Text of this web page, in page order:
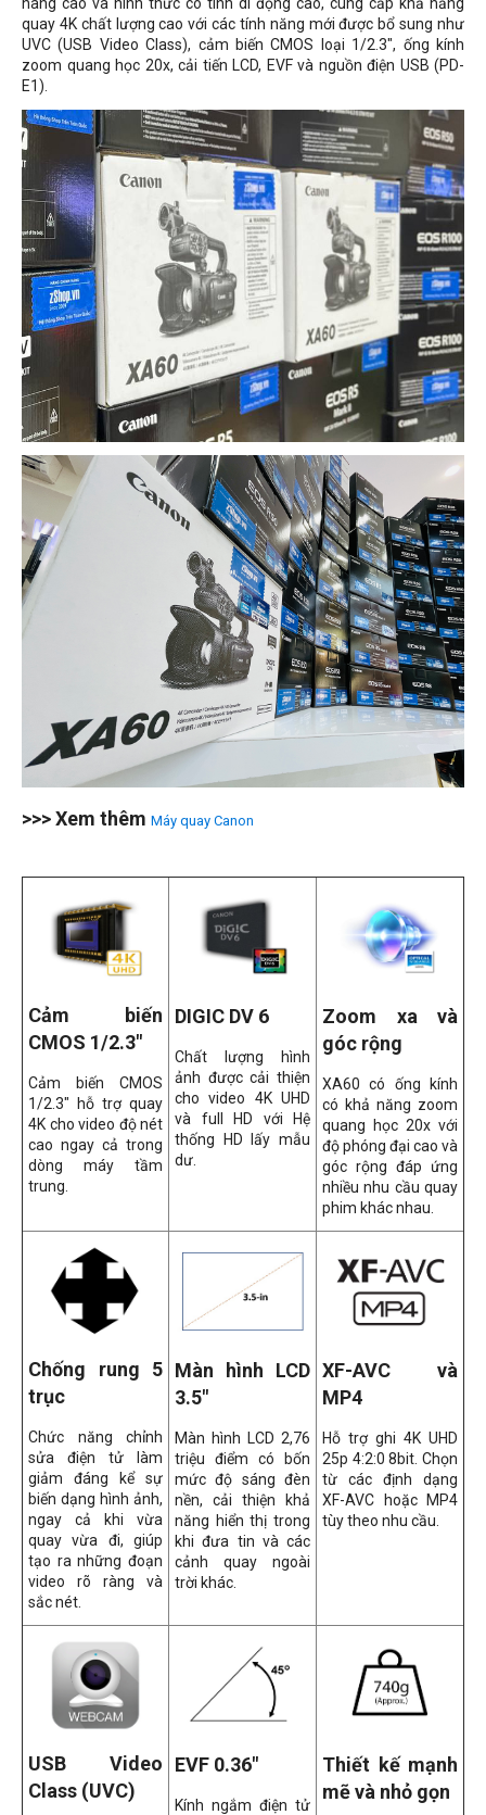
quay 4K chất lượng cao với các tính năng mới được bổ sung như
UVC (USB Video Class), cảm biến CMOS loại 1/2.3", ống kính
zoom quang học 20x, cải tiến LCD, EVF và nguồn điện USB (PD-
E1).
>>> Xem thêm Máy quay Canon
Cảm biến
CMOS 1/2.3"
Cảm biến CMOS
1/2.3" hỗ trợ quay
4K cho video độ nét
cao ngay cả trong
dòng máy tầm
trung.
DIGIC DV 6
Chất lượng hình
ảnh được cải thiện
cho video 4K UHD
và full HD với Hệ
thống HD lấy mẫu
dư.
Zoom xa và
góc rộng
XA60 có ống kính
có khả năng zoom
quang học 20x với
độ phóng đại cao và
góc rộng đáp ứng
nhiều nhu cầu quay
phim khác nhau.
Chống rung 5
trục
Chức năng chỉnh
sửa điện tử làm
giảm đáng kể sự
biến dạng hình ảnh,
ngay cả khi vừa
quay vừa đi, giúp
tạo ra những đoạn
video rõ ràng và
sắc nét.
Màn hình LCD
3.5"
Màn hình LCD 2,76
triệu điểm có bốn
mức độ sáng đèn
nền, cải thiện khả
năng hiển thị trong
khi đưa tin và các
cảnh quay ngoài
trời khác.
XF-AVC và
MP4
Hỗ trợ ghi 4K UHD
25p 4:2:0 8bit. Chọn
từ các định dạng
XF-AVC hoặc MP4
tùy theo nhu cầu.
USB Video
Class (UVC)
EVF 0.36"
Kính ngắm điện tử
Thiết kế mạnh
mẽ và nhỏ gọn